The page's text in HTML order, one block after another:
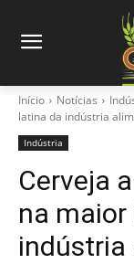
Início Notícias
latina da indústria
Indústria
Cerveja
na